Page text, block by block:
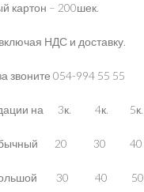
картон – 200шек.
НДС и доставку.
звоните 054-994 55 55
на 3к. 4к. 5к.
обычный 20 30 40
большой 30 40 50